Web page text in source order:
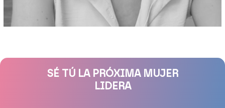
SÉ TÚ LA PRÓXIMA MUJER
LIDERA